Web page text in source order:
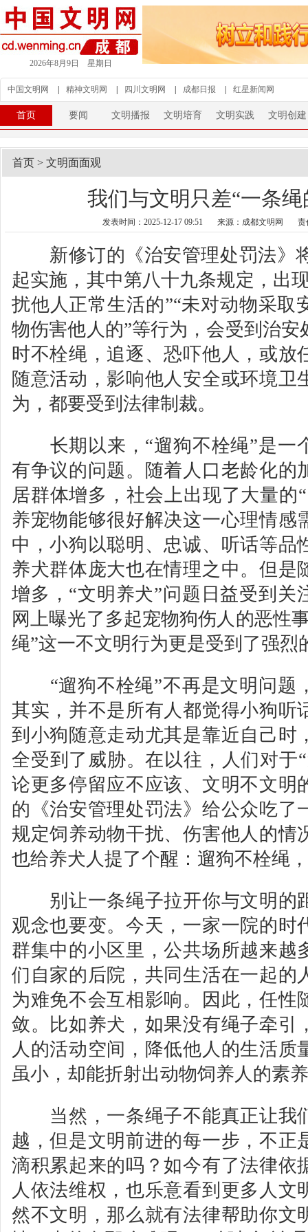
2026年8月9日 星期日
中国文明网 精神文明网 四川文明网 成都日报 红星新闻网
首页 要闻 文明播报 文明培育 文明实践 文明创建
首页 > 文明面面观
我们与文明只差“一条绳
发表时间：2025-12-17 09:51 来源：成都文明网 责
新修订的《治安管理处罚法》
起实施，其中第八十九条规定，出
扰他人正常生活的”“未对动物采取
物伤害他人的”等行为，会受到治安
时不栓绳，追逐、恐吓他人，或放
随意活动，影响他人安全或环境卫
为，都要受到法律制裁。
长期以来，“遛狗不栓绳”是一
有争议的问题。随着人口老龄化的
居群体增多，社会上出现了大量的
养宠物能够很好解决这一心理情感
中，小狗以聪明、忠诚、听话等品
养犬群体庞大也在情理之中。但是
增多，“文明养犬”问题日益受到关
网上曝光了多起宠物狗伤人的恶性
绳”这一不文明行为更是受到了强烈
“遛狗不栓绳”不再是文明问题
其实，并不是所有人都觉得小狗听
到小狗随意走动尤其是靠近自己时
全受到了威胁。在以往，人们对于
论更多停留应不应该、文明不文明
的《治安管理处罚法》给公众吃了
规定饲养动物干扰、伤害他人的情
也给养犬人提了个醒：遛狗不栓绳
别让一条绳子拉开你与文明的
观念也要变。今天，一家一院的时
群集中的小区里，公共场所越来越
们自家的后院，共同生活在一起的
为难免不会互相影响。因此，任性
敛。比如养犬，如果没有绳子牵引
人的活动空间，降低他人的生活质
虽小，却能折射出动物饲养人的素
当然，一条绳子不能真正让我
越，但是文明前进的每一步，不正
滴积累起来的吗？如今有了法律依
人依法维权，也乐意看到更多人文
然不文明，那么就有法律帮助你文